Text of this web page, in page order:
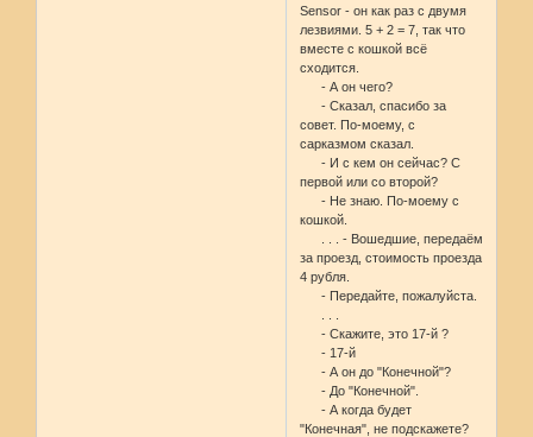
Sensor - он как раз с двумя
лезвиями. 5 + 2 = 7, так что
вместе с кошкой всё
сходится.
- А он чего?
- Сказал, спасибо за
совет. По-моему, с
сарказмом сказал.
- И с кем он сейчас? С
первой или со второй?
- Не знаю. По-моему с
кошкой.
. . . - Вошедшие, передаём
за проезд, стоимость проезда
4 рубля.
- Передайте, пожалуйста.
- Скажите, это 17-й ?
- 17-й
- А он до "Конечной"?
- До "Конечной".
- А когда будет
"Конечная", не подскажете?